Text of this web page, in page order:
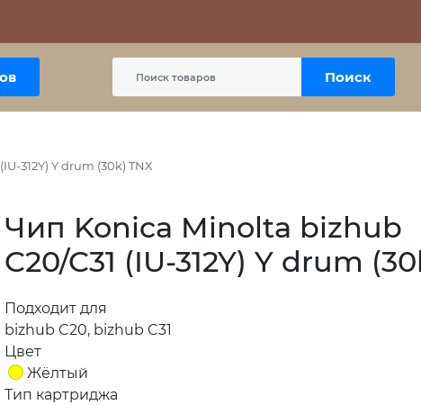
Поиск
312Y) Y drum (30k) TNX
Чип Konica Minolta bizhub
C20/C31 (IU-312Y) Y drum
Подходит для
bizhub C20, bizhub C31
Цвет
Жёлтый
Тип картриджа